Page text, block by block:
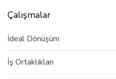
Çalışmalar
İdeal Dönüşüm
İş Ortaklıkları